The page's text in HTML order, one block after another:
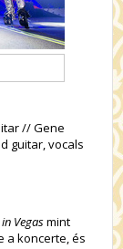
// Gene
guitar, vocals
Vegasmint
a koncerte, és